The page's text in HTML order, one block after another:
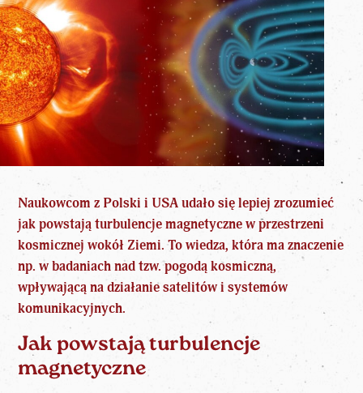
Naukowcom z Polski i USA udało się lepiej zrozumieć
jak powstają turbulencje magnetyczne w przestrzeni
kosmicznej wokół Ziemi. To wiedza, która ma znaczenie
np. w badaniach nad tzw. pogodą kosmiczną,
wpływającą na działanie satelitów i systemów
komunikacyjnych.
Jak powstają turbulencje
magnetyczne